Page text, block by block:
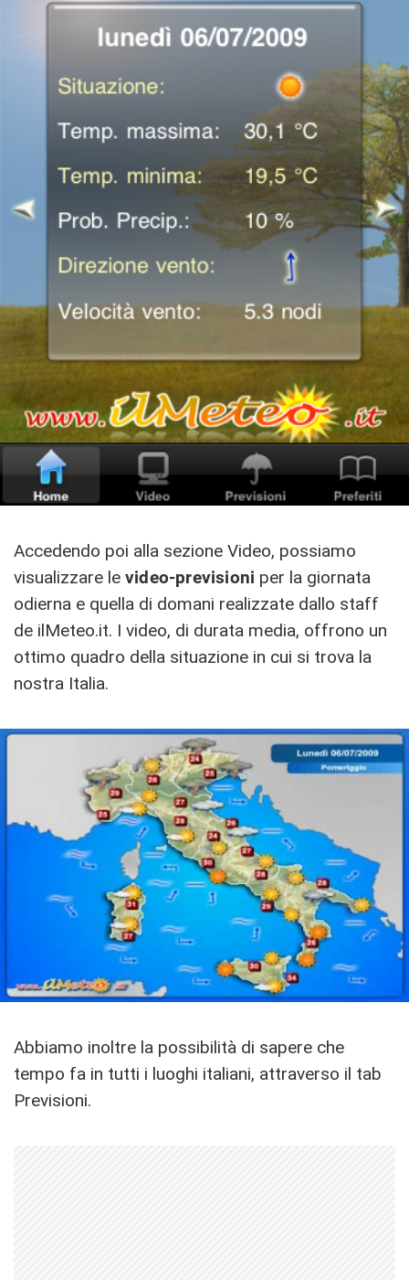
Accedendo poi alla sezione Video, possiamo
visualizzare le video-previsioni per la giornata
odierna e quella di domani realizzate dallo staff
de ilMeteo.it. I video, di durata media, offrono un
ottimo quadro della situazione in cui si trova la
nostra Italia.
Abbiamo inoltre la possibilità di sapere che
tempo fa in tutti i luoghi italiani, attraverso il tab
Previsioni.